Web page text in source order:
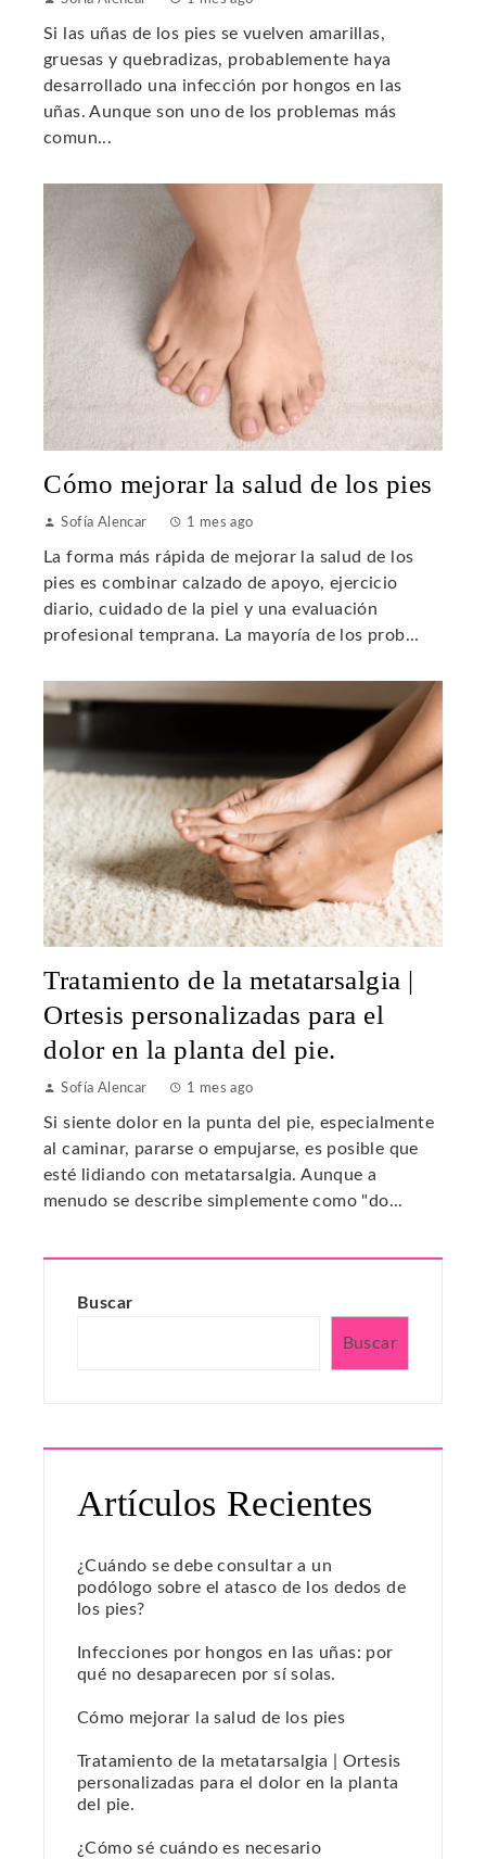
Si las uñas de los pies se vuelven amarillas,
gruesas y quebradizas, probablemente haya
desarrollado una infección por hongos en las
uñas. Aunque son uno de los problemas más
comun...
Cómo mejorar la salud de los pies
Sofía Alencar 1 mes ago
La forma más rápida de mejorar la salud de los
pies es combinar calzado de apoyo, ejercicio
diario, cuidado de la piel y una evaluación
profesional temprana. La mayoría de los prob...
Tratamiento de la metatarsalgia |
Ortesis personalizadas para el
dolor en la planta del pie.
Sofía Alencar 1 mes ago
Si siente dolor en la punta del pie, especialmente
al caminar, pararse o empujarse, es posible que
esté lidiando con metatarsalgia. Aunque a
menudo se describe simplemente como "do...
Buscar
Buscar
Artículos Recientes
¿Cuándo se debe consultar a un
podólogo sobre el atasco de los dedos de
los pies?
Infecciones por hongos en las uñas: por
qué no desaparecen por sí solas.
Cómo mejorar la salud de los pies
Tratamiento de la metatarsalgia | Ortesis
personalizadas para el dolor en la planta
del pie.
¿Cómo sé cuándo es necesario